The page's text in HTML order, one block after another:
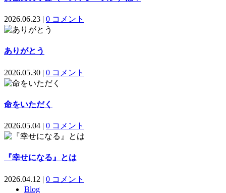
2026.06.23 | 0 コメント
ありがとう
2026.05.30 | 0 コメント
命をいただく
2026.05.04 | 0 コメント
『幸せになる』とは
2026.04.12 | 0 コメント
Blog